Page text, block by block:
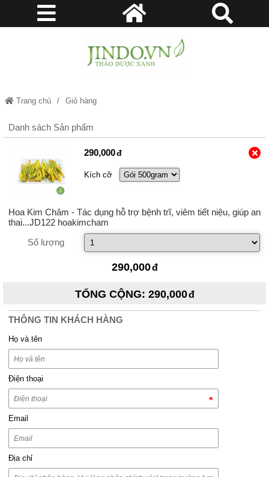
Trang chủ Giỏ hàng
Danh sách Sản phẩm
290,000
Kích cỡ
Hoa Kim Châm - Tác dụng hỗ trợ bệnh trĩ, viêm tiết niệu, giúp an
thai...JD122 hoakimcham
Số lượng
290,000
TỔNG CỘNG: 290,000
THÔNG TIN KHÁCH HÀNG
Họ và tên
Điện thoại
Email
Địa chỉ